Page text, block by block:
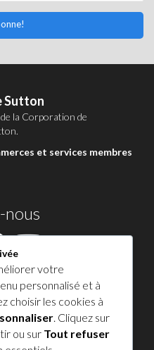
Sutton
la Corporation de
.
et services membres
nous
à Sutton
8455
votre
personnalisé et à
choisir les cookies à
. Cliquez sur
ou sur Tout refuser